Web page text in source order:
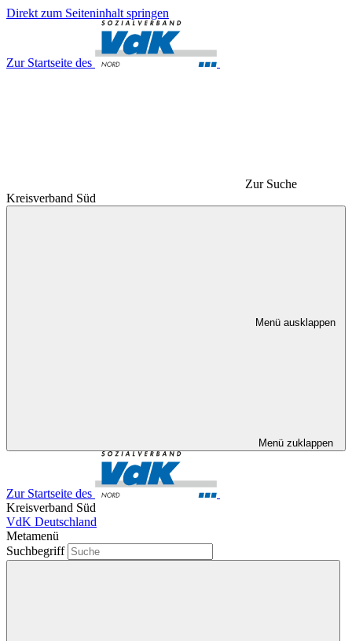
Direkt zum Seiteninhalt springen
Zur Startseite des
Zur Suche
Kreisverband Süd
Menü ausklappen
Menü zuklappen
Zur Startseite des
Kreisverband Süd
VdK Deutschland
Metamenü
Suchbegriff